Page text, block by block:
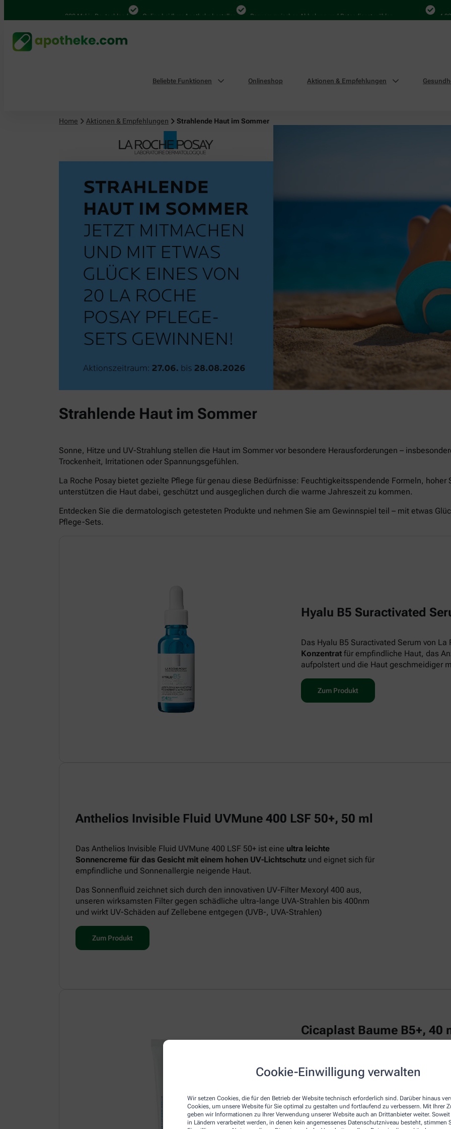
Cookie-Einwilligung verwalten
Wir setzen Cookies, die für den Betrieb der Website technisch erforderlich sind. Darüber hinaus
Cookies, um unsere Website für Sie optimal zu gestalten und fortlaufend zu verbessern. Mit Ihrer
geben wir Informationen zu Ihrer Verwendung unserer Website auch an Drittanbieter weiter. Soweit
in Ländern verarbeitet werden, in denen kein angemessenes Datenschutzniveau besteht, stimmen
4.000 Mal in Deutschland Online bei Ihrer Apotheke bestellen Bequem zwischen Abholung und Botendienst wählen 4.000 Mal
Beliebte Funktionen Onlineshop Aktionen & Empfehlungen
Home Aktionen & Empfehlungen Strahlende Haut im Sommer
Strahlende Haut im Sommer
Sonne, Hitze und UV-Strahlung stellen die Haut im Sommer vor besondere Herausforderungen –
Trockenheit, Irritationen oder Spannungsgefühlen.
La Roche Posay bietet gezielte Pflege für genau diese Bedürfnisse: Feuchtigkeitsspendende Formeln,
unterstützen die Haut dabei, geschützt und ausgeglichen durch die warme Jahreszeit zu kommen.
Entdecken Sie die dermatologisch getesteten Produkte und nehmen Sie am Gewinnspiel teil – mit etwas
Pflege-Sets.
Hyalu B5 Suractivated
Das Hyalu B5 Suractivated Serum von La
Konzentrat für empfindliche Haut, das
aufpolstert und die Haut geschmeidiger
Zum Produkt
Anthelios Invisible Fluid UVMune 400 LSF 50+, 50 ml
Das Anthelios Invisible Fluid UVMune 400 LSF 50+ ist eine ultra leichte
Sonnencreme für das Gesicht mit einem hohen UV-Lichtschutz und eignet sich für
empfindliche und Sonnenallergie neigende Haut.
Das Sonnenfluid zeichnet sich durch den innovativen UV-Filter Mexoryl 400 aus,
unseren wirksamsten Filter gegen schädliche ultra-lange UVA-Strahlen bis 400nm
und wirkt UV-Schäden auf Zellebene entgegen (UVB-, UVA-Strahlen)
Zum Produkt
Cicaplast Baume B5+, 40
La Roche Posay CICAPLAST Baume
irritierte Haut.Das reparierende Balsam
Die Creme zeichnet sich durch eine
empfindliche Haut am Körper, Gesicht
Dexpanthenol bezeichnet, wirkt